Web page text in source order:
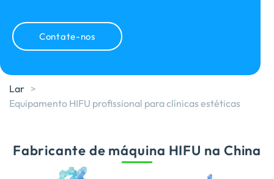
Contate-nos
Lar >
Equipamento HIFU profissional para clínicas estéticas
Fabricante de máquina HIFU na China